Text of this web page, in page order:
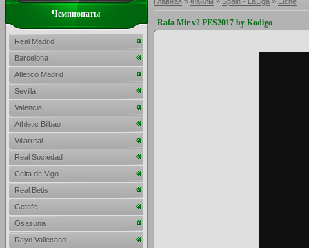
Rafa Mir v2 PES2017 by Kodigo
Чемпионаты
Real Madrid
Barcelona
Atletico Madrid
Sevilla
Valencia
Athletic Bilbao
Villarreal
Real Sociedad
Celta de Vigo
Real Betis
Getafe
Osasuna
Rayo Vallecano